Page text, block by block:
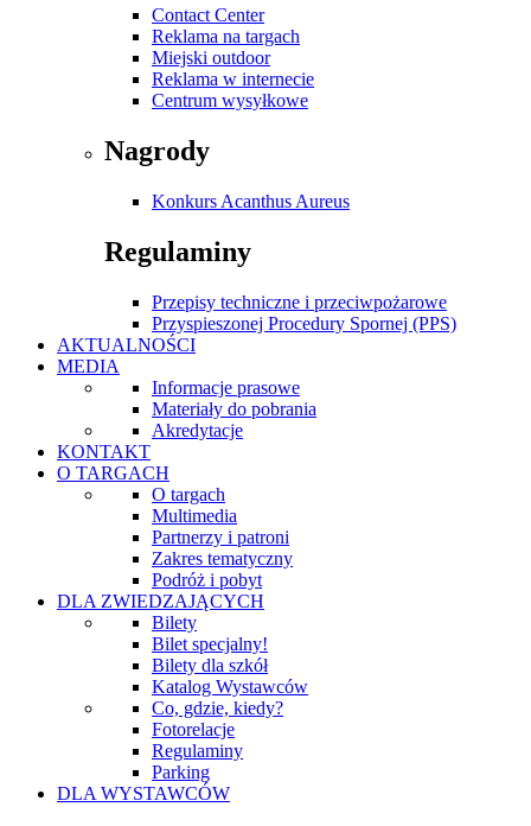
Contact Center
Reklama na targach
Miejski outdoor
Reklama w internecie
Centrum wysyłkowe
Nagrody
Konkurs Acanthus Aureus
Regulaminy
Przepisy techniczne i przeciwpożarowe
Przyspieszonej Procedury Spornej (PPS)
AKTUALNOŚCI
MEDIA
Informacje prasowe
Materiały do pobrania
Akredytacje
KONTAKT
O TARGACH
O targach
Multimedia
Partnerzy i patroni
Zakres tematyczny
Podróż i pobyt
DLA ZWIEDZAJĄCYCH
Bilety
Bilet specjalny!
Bilety dla szkół
Katalog Wystawców
Co, gdzie, kiedy?
Fotorelacje
Regulaminy
Parking
DLA WYSTAWCÓW